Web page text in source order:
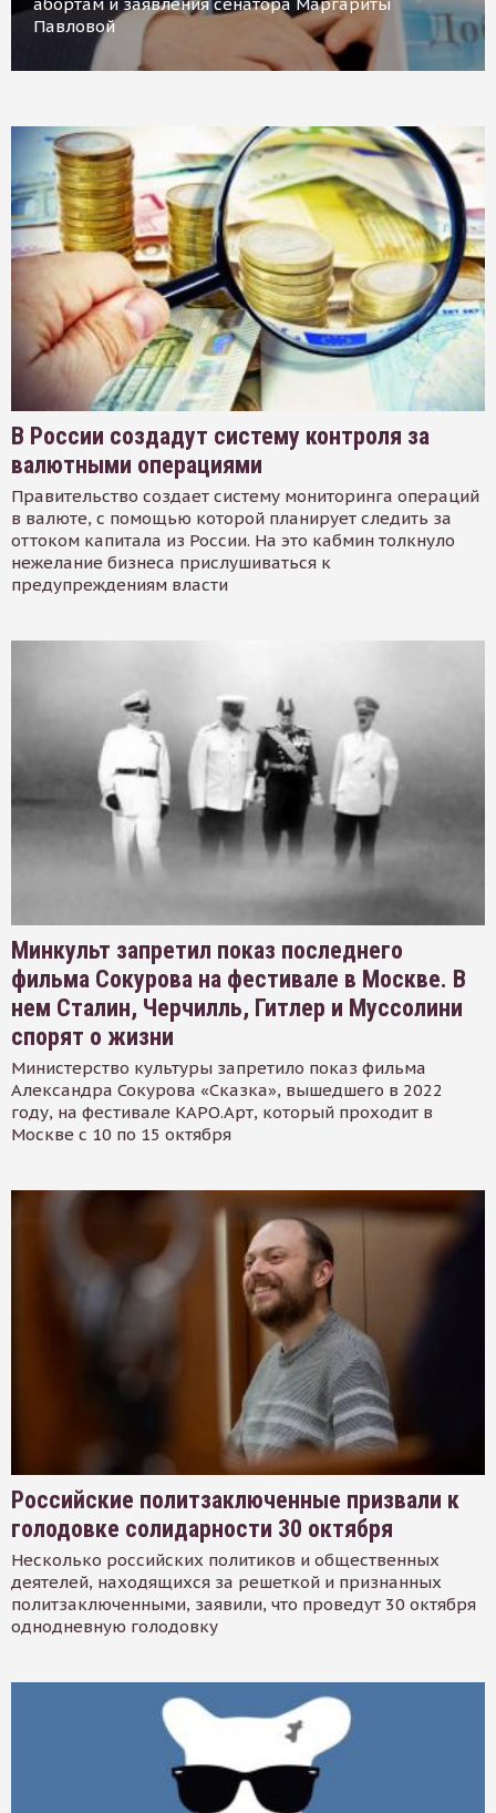
абортам и заявления сенатора Маргариты
Павловой
В России создадут систему контроля за
валютными операциями
Правительство создает систему мониторинга операций
в валюте, с помощью которой планирует следить за
оттоком капитала из России. На это кабмин толкнуло
нежелание бизнеса прислушиваться к
предупреждениям власти
Минкульт запретил показ последнего
фильма Сокурова на фестивале в Москве. В
нем Сталин, Черчилль, Гитлер и Муссолини
спорят о жизни
Министерство культуры запретило показ фильма
Александра Сокурова «Сказка», вышедшего в 2022
году, на фестивале КАРО.Арт, который проходит в
Москве с 10 по 15 октября
Российские политзаключенные призвали к
голодовке солидарности 30 октября
Несколько российских политиков и общественных
деятелей, находящихся за решеткой и признанных
политзаключенными, заявили, что проведут 30 октября
однодневную голодовку